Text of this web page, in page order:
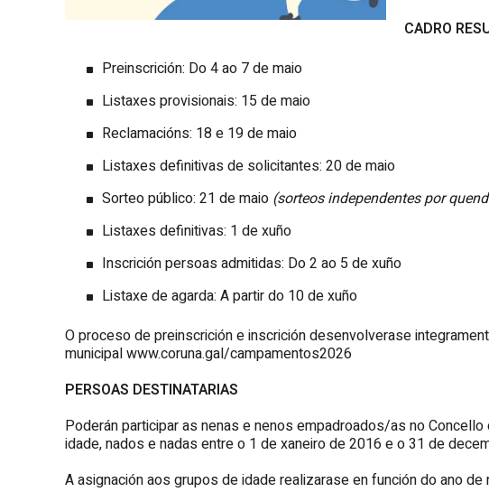
CADRO
Preinscrición: Do 4 ao 7 de maio
Listaxes provisionais: 15 de maio
Reclamacións: 18 e 19 de maio
Listaxes definitivas de solicitantes: 20 de maio
Sorteo público: 21 de maio (sorteos independentes por
Listaxes definitivas: 1 de xuño
Inscrición persoas admitidas: Do 2 ao 5 de xuño
Listaxe de agarda: A partir do 10 de xuño
O proceso de preinscrición e inscrición desenvolverase
municipal www.coruna.gal/campamentos2026
PERSOAS DESTINATARIAS
Poderán participar as nenas e nenos empadroados/as no
idade, nados e nadas entre o 1 de xaneiro de 2016 e o 31 de
A asignación aos grupos de idade realizarase en función do ano